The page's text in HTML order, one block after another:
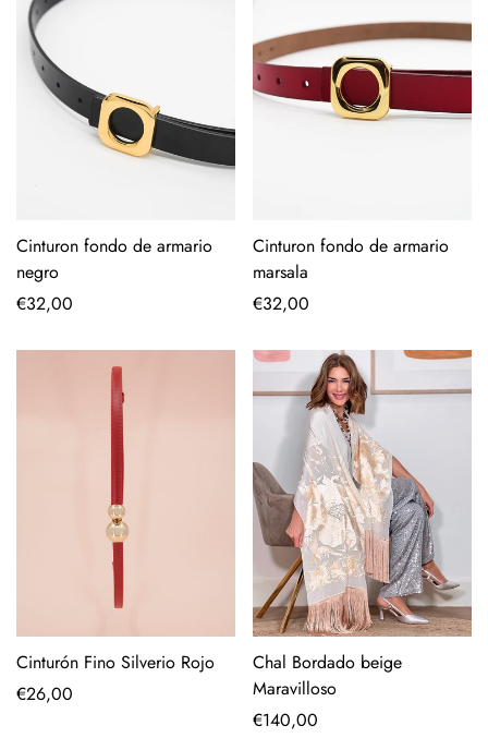
Cinturon fondo de armario
negro
Precio
€32,00
Cinturon fondo de armario
marsala
Precio
€32,00
Cinturón Fino Silverio Rojo
Precio
€26,00
Chal Bordado beige
Maravilloso
Precio
€140,00